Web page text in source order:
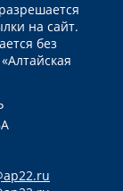
на сайт.
без